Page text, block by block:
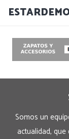
Somos un
actualidad,